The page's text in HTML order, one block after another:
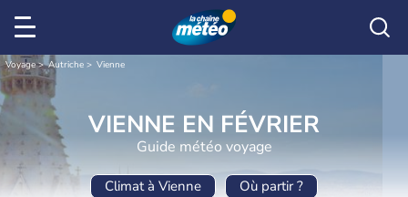
Voyage Autriche Vienne
VIENNE EN FÉVRIER
Guide météo voyage
Climat à Vienne Où partir ?